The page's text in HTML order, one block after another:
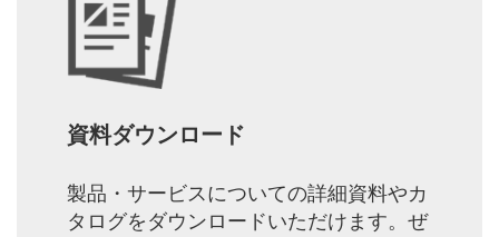
資料ダウンロード
製品・サービスについての詳細資料やカ
タログをダウンロードいただけます。ぜ